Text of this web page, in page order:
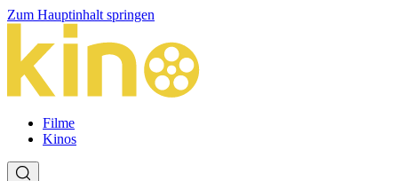
Zum Hauptinhalt springen
Filme
Kinos